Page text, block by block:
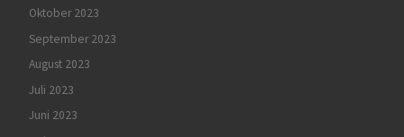
Oktober 2023
September 2023
August 2023
Juli 2023
Juni 2023